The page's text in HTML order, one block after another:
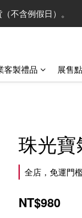
不含例假日）。
客製禮品 展售點
珠光
全店，免運門
NT$980